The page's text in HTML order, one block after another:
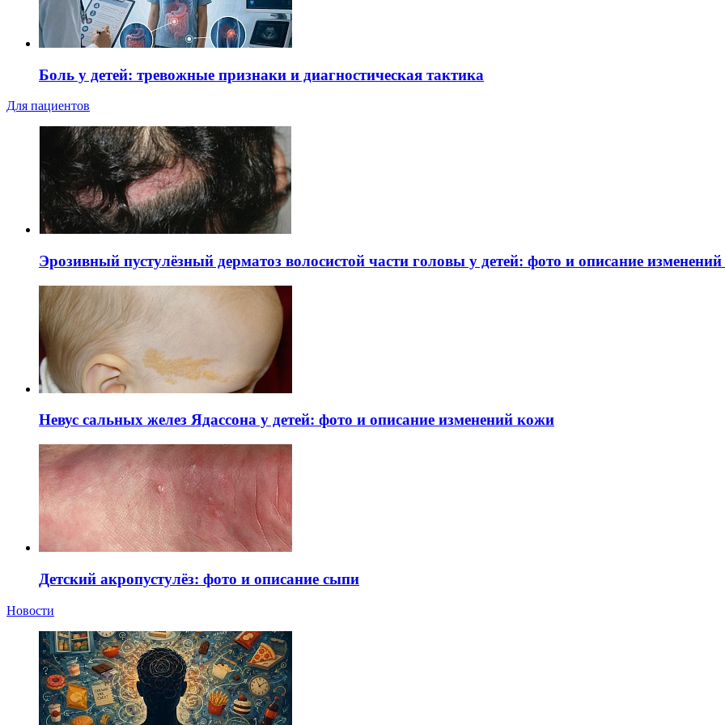
Боль у детей: тревожные признаки и диагностическая тактика
Для пациентов
Эрозивный пустулёзный дерматоз волосистой части головы у детей: фото и описание
Невус сальных желез Ядассона у детей: фото и описание изменений кожи
Детский акропустулёз: фото и описание сыпи
Новости